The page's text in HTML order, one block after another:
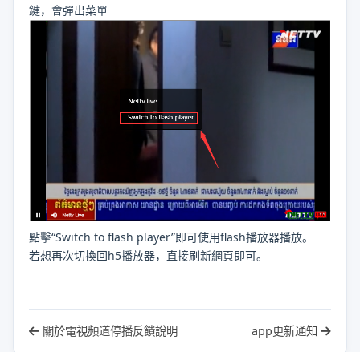
鍵，會彈出菜單
點擊“Switch to flash player”即可使用flash播放器播放。
若想再次切換回h5播放器，直接刷新網頁即可。
關於電視頻道停播反饋說明 app更新通知